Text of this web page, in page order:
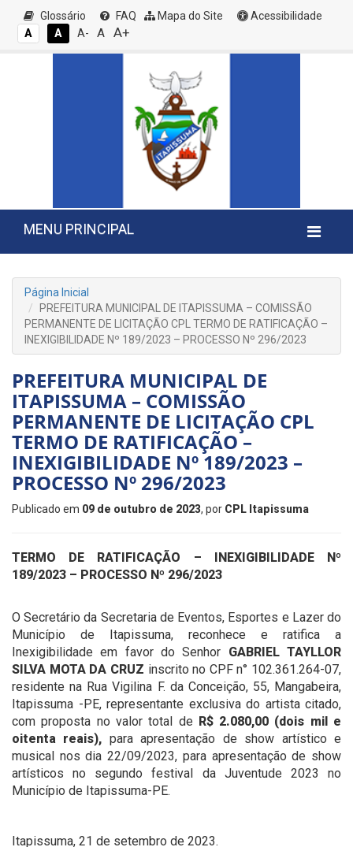
Glossário FAQ Mapa do Site
Acessibilidade
A
A A- A A+
MENU PRINCIPAL
Página Inicial
PREFEITURA MUNICIPAL DE ITAPISSUMA – COMISSÃO
PERMANENTE DE LICITAÇÃO CPL TERMO DE RATIFICAÇÃO –
INEXIGIBILIDADE Nº 189/2023 – PROCESSO Nº 296/2023
PREFEITURA MUNICIPAL DE
ITAPISSUMA – COMISSÃO
PERMANENTE DE LICITAÇÃO CPL
TERMO DE RATIFICAÇÃO –
INEXIGIBILIDADE Nº 189/2023 –
PROCESSO Nº 296/2023
Publicado em 09 de outubro de 2023, por CPL Itapissuma
TERMO DE RATIFICAÇÃO – INEXIGIBILIDADE Nº
189/2023 – PROCESSO Nº 296/2023
O Secretário da Secretaria de Eventos, Esportes e Lazer do
Município de Itapissuma, reconhece e ratifica a
Inexigibilidade em favor do Senhor GABRIEL TAYLLOR
SILVA MOTA DA CRUZ inscrito no CPF n° 102.361.264-07,
residente na Rua Vigilina F. da Conceição, 55, Mangabeira,
Itapissuma -PE, representante exclusiva do artista citado,
com proposta no valor total de R$ 2.080,00 (dois mil e
oitenta reais), para apresentação de show artístico e
musical nos dia 22/09/2023, para apresentação de show
artísticos no segundo festival da Juventude 2023 no
Município de Itapissuma-PE.
Itapissuma, 21 de setembro de 2023.